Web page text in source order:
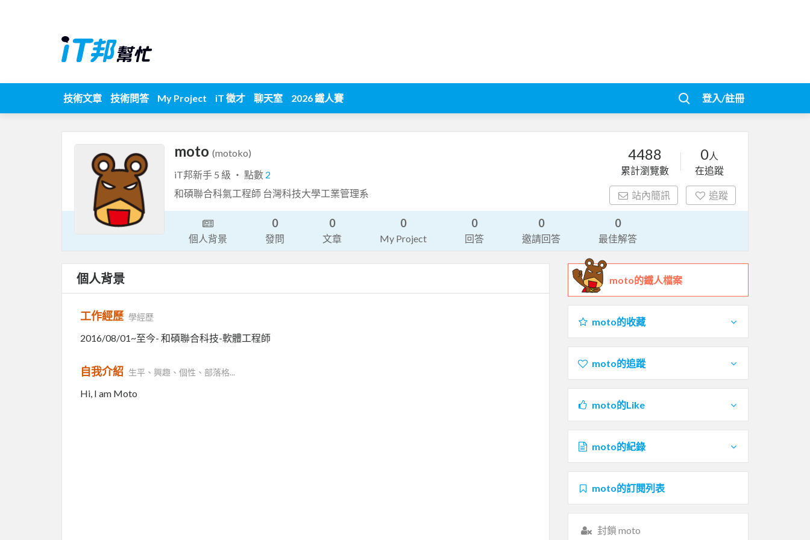
技術文章 技術問答 My Project iT 徵才 聊天室 2026 鐵人賽 登入/註冊
moto (motoko)
iT邦新手 5 級 ‧ 點數 2
和碩聯合科氣工程師 台灣科技大學工業管理系
4488
累計瀏覽數
0人
在追蹤
站內簡訊 追蹤
個人背景
0
發問
0
文章
0
My Project
0
回答
0
邀請回答
0
最佳解答
個人背景
工作經歷 學經歷
2016/08/01~至今- 和碩聯合科技-軟體工程師
自我介紹 生平、興趣、個性、部落格...
Hi, I am Moto
moto的鐵人檔案
moto的收藏
moto的追蹤
moto的Like
moto的紀錄
moto的訂閱列表
封鎖 moto